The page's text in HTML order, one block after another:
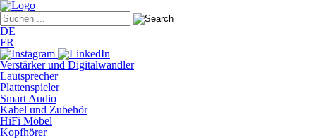
DE
FR
Verstärker und Digitalwandler
Lautsprecher
Plattenspieler
Smart Audio
Kabel und Zubehör
HiFi Möbel
Kopfhörer